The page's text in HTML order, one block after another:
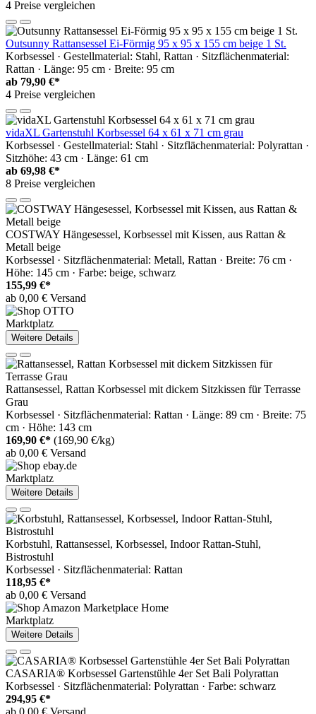
4 Preise vergleichen
Outsunny Rattansessel Ei-Förmig 95 x 95 x 155 cm beige 1 St.
Korbsessel · Gestellmaterial: Stahl, Rattan · Sitzflächenmaterial:
Rattan · Länge: 95 cm · Breite: 95 cm
ab 79,90 €*
4 Preise vergleichen
vidaXL Gartenstuhl Korbsessel 64 x 61 x 71 cm grau
Korbsessel · Gestellmaterial: Stahl · Sitzflächenmaterial: Polyrattan ·
Sitzhöhe: 43 cm · Länge: 61 cm
ab 69,98 €*
8 Preise vergleichen
COSTWAY Hängesessel, Korbsessel mit Kissen, aus Rattan &
Metall beige
Korbsessel · Sitzflächenmaterial: Metall, Rattan · Breite: 76 cm ·
Höhe: 145 cm · Farbe: beige, schwarz
155,99 €*
ab 0,00 € Versand
Marktplatz
Weitere Details
Rattansessel, Rattan Korbsessel mit dickem Sitzkissen für Terrasse
Grau
Korbsessel · Sitzflächenmaterial: Rattan · Länge: 89 cm · Breite: 75
cm · Höhe: 143 cm
169,90 €* (169,90 €/kg)
ab 0,00 € Versand
Marktplatz
Weitere Details
Korbstuhl, Rattansessel, Korbsessel, Indoor Rattan-Stuhl,
Bistrostuhl
Korbsessel · Sitzflächenmaterial: Rattan
118,95 €*
ab 0,00 € Versand
Marktplatz
Weitere Details
CASARIA® Korbsessel Gartenstühle 4er Set Bali Polyrattan
Korbsessel · Sitzflächenmaterial: Polyrattan · Farbe: schwarz
294,95 €*
ab 0,00 € Versand